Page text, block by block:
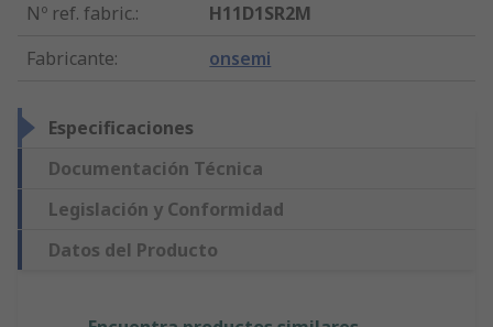
Nº ref. fabric.:
H11D1SR2M
Fabricante: onsemi
Especificaciones
Documentación Técnica
Legislación y Conformidad
Datos del Producto